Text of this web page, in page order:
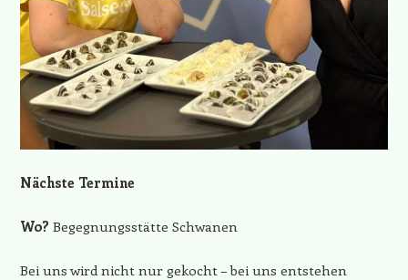
Nächste Termine
Wo? Begegnungsstätte Schwanen
Bei uns wird nicht nur gekocht – bei uns entstehen